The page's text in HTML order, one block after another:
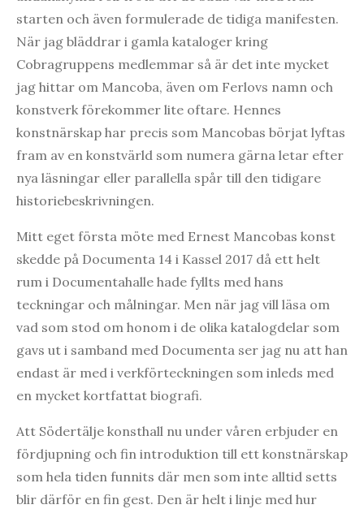
starten och även formulerade de tidiga manifesten.
När jag bläddrar i gamla kataloger kring
Cobragruppens medlemmar så är det inte mycket
jag hittar om Mancoba, även om Ferlovs namn och
konstverk förekommer lite oftare. Hennes
konstnärskap har precis som Mancobas börjat lyftas
fram av en konstvärld som numera gärna letar efter
nya läsningar eller parallella spår till den tidigare
historiebeskrivningen.
Mitt eget första möte med Ernest Mancobas konst
skedde på Documenta 14 i Kassel 2017 då ett helt
rum i Documentahalle hade fyllts med hans
teckningar och målningar. Men när jag vill läsa om
vad som stod om honom i de olika katalogdelar som
gavs ut i samband med Documenta ser jag nu att han
endast är med i verkförteckningen som inleds med
en mycket kortfattat biografi.
Att Södertälje konsthall nu under våren erbjuder en
fördjupning och fin introduktion till ett konstnärskap
som hela tiden funnits där men som inte alltid setts
blir därför en fin gest. Den är helt i linje med hur